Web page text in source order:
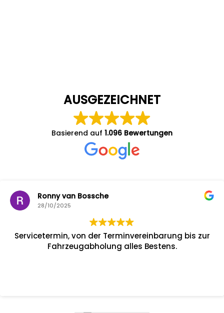
AUSGEZEICHNET
Basierend auf 1.096 Bewertungen
Ronny van Bossche
28/10/2025
Servicetermin, von der Terminvereinbarung bis zur
Fahrzeugabholung alles Bestens.